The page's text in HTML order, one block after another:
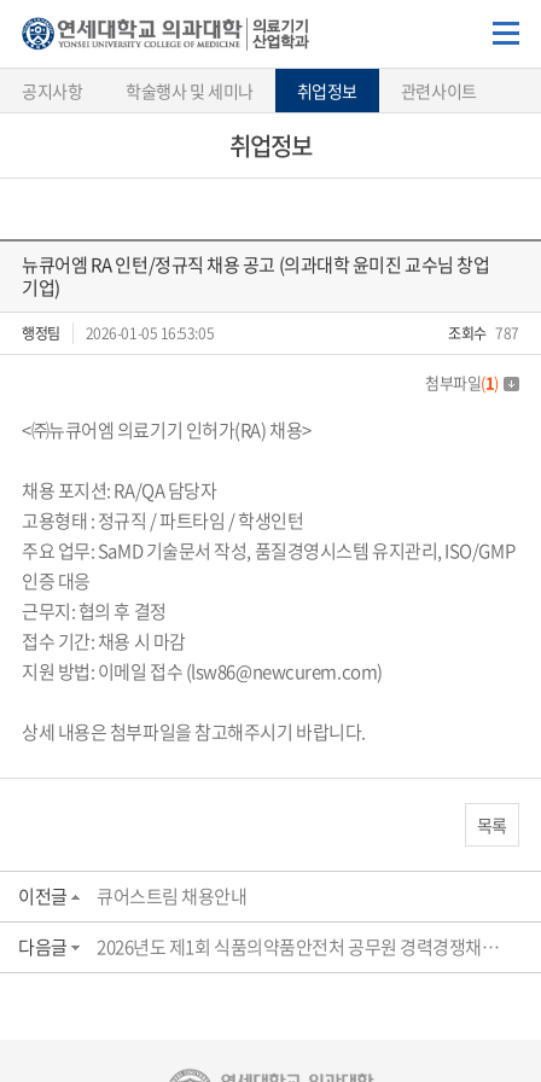
공지사항 학술행사 및 세미나 취업정보 관련사이트
취업정보
뉴큐어엠 RA 인턴/정규직 채용 공고 (의과대학 윤미진 교수님 창업
기업)
행정팀 2026-01-05 16:53:05 조회수 787
첨부파일(1)
<㈜뉴큐어엠 의료기기 인허가(RA) 채용>
채용 포지션: RA/QA 담당자
고용형태 : 정규직 / 파트타임 / 학생인턴
주요 업무: SaMD 기술문서 작성, 품질경영시스템 유지관리, ISO/GMP
인증 대응
근무지: 협의 후 결정
접수 기간: 채용 시 마감
지원 방법: 이메일 접수 (lsw86@newcurem.com)
상세 내용은 첨부파일을 참고해주시기 바랍니다.
목록
이전글
큐어스트림 채용안내
다음글
2026년도 제1회 식품의약품안전처 공무원 경력경쟁채용시험 공고